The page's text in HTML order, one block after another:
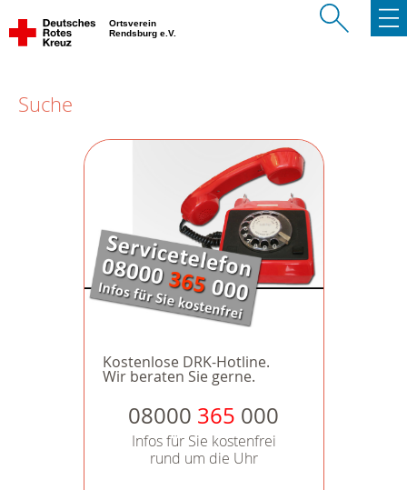
Ortsverein
Rendsburg e.V.
Suche
Kostenlose DRK-Hotline.
Wir beraten Sie gerne.
08000 365 000
Infos für Sie kostenfrei
rund um die Uhr